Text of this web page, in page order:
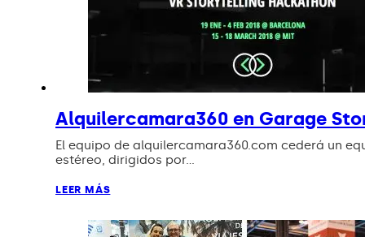
Alquilercamara360 en Garage
El equipo de alquilercamara360.com cederá un
estéreo, dirigidos por…
LEER MÁS